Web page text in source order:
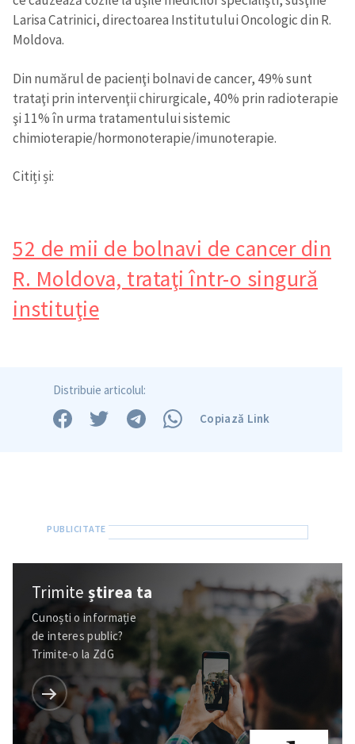
Larisa Catrinici, directoarea Institutului Oncologic din R.
Moldova.
Din numărul de pacienţi bolnavi de cancer, 49% sunt
trataţi prin intervenţii chirurgicale, 40% prin radioterapie
şi 11% în urma tratamentului sistemic
chimioterapie/hormonoterapie/imunoterapie.
Citiți și:
52 de mii de bolnavi de cancer din
R. Moldova, trataţi într-o singură
instituţie
Distribuie articolul:
Copiază Link
Trimiteștirea ta
Cunoști o informație
de interes public?
Trimite-o la ZdG